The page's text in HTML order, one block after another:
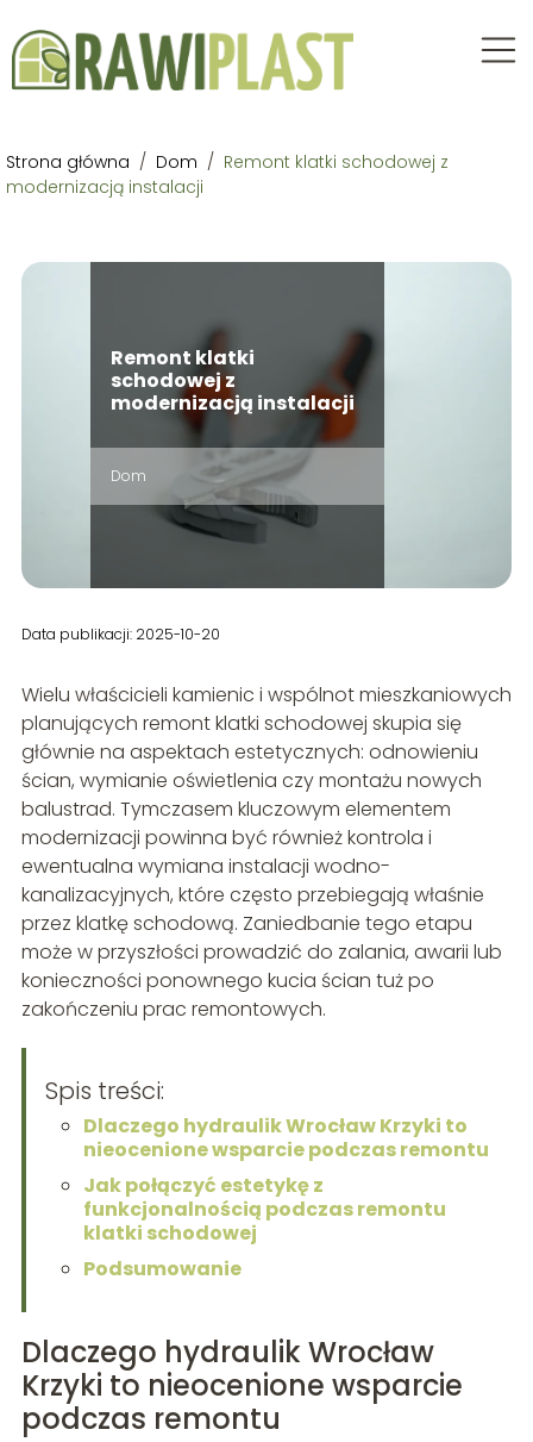
Strona główna / Dom / Remont klatki schodowej z
modernizacją instalacji
Remont klatki
schodowej z
modernizacją instalacji
Dom
Data publikacji: 2025-10-20
Wielu właścicieli kamienic i wspólnot mieszkaniowych
planujących remont klatki schodowej skupia się
głównie na aspektach estetycznych: odnowieniu
ścian, wymianie oświetlenia czy montażu nowych
balustrad. Tymczasem kluczowym elementem
modernizacji powinna być również kontrola i
ewentualna wymiana instalacji wodno-
kanalizacyjnych, które często przebiegają właśnie
przez klatkę schodową. Zaniedbanie tego etapu
może w przyszłości prowadzić do zalania, awarii lub
konieczności ponownego kucia ścian tuż po
zakończeniu prac remontowych.
Spis treści:
Dlaczego hydraulik Wrocław Krzyki to
nieocenione wsparcie podczas remontu
Jak połączyć estetykę z
funkcjonalnością podczas remontu
klatki schodowej
Podsumowanie
Dlaczego hydraulik Wrocław
Krzyki to nieocenione wsparcie
podczas remontu